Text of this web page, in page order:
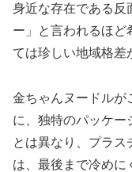
身近な存在である反
ー」と言われるほど
ては珍しい地域格差
金ちゃんヌードルが
に、独特のパッケー
とは異なり、プラス
は、最後まで冷めに